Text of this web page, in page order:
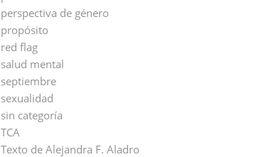
perspectiva de género
propósito
red flag
salud mental
septiembre
sexualidad
sin categoría
TCA
Texto de Alejandra F. Aladro